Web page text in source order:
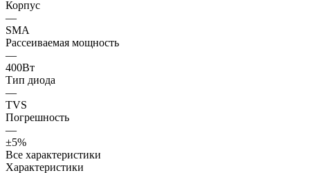
Корпус
—
SMA
Рассеиваемая мощность
—
400Вт
Тип диода
—
TVS
Погрешность
—
±5%
Все характеристики
Характеристики